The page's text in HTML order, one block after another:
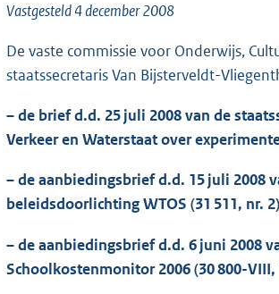
Vastgesteld 4 december 2008
De vaste commissie voor Onderwijs,
staatssecretaris Van Bijsterveldt-
– de brief d.d. 25 juli 2008 van de
Verkeer en Waterstaat over
– de aanbiedingsbrief d.d. 15 juli 2008
beleidsdoorlichting WTOS (31 511, nr.
– de aanbiedingsbrief d.d. 6 juni 2008
Schoolkostenmonitor 2006 (30 800-VIII,